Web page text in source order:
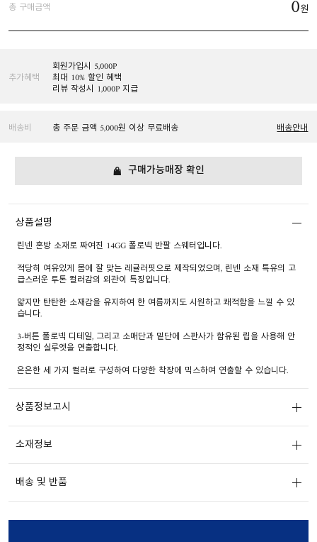
총 구매금액 0원
추가혜택
회원가입시 5,000P
최대 10% 할인 혜택
리뷰 작성시 1,000P 지급
배송비 총 주문 금액 5,000원 이상 무료배송 배송안내
구매가능매장 확인
상품설명
린넨 혼방 소재로 짜여진 14GG 폴로넥 반팔 스웨터입니다.
적당히 여유있게 몸에 잘 맞는 레귤러핏으로 제작되었으며, 린넨 소재 특유의 고
급스러운 투톤 컬러감의 외관이 특징입니다.
얇지만 탄탄한 소재감을 유지하여 한 여름까지도 시원하고 쾌적함을 느낄 수 있
습니다.
3-버튼 폴로넥 디테일, 그리고 소매단과 밑단에 스판사가 함유된 립을 사용해 안
정적인 실루엣을 연출합니다.
은은한 세 가지 컬러로 구성하여 다양한 착장에 믹스하여 연출할 수 있습니다.
상품정보고시
소재정보
배송 및 반품